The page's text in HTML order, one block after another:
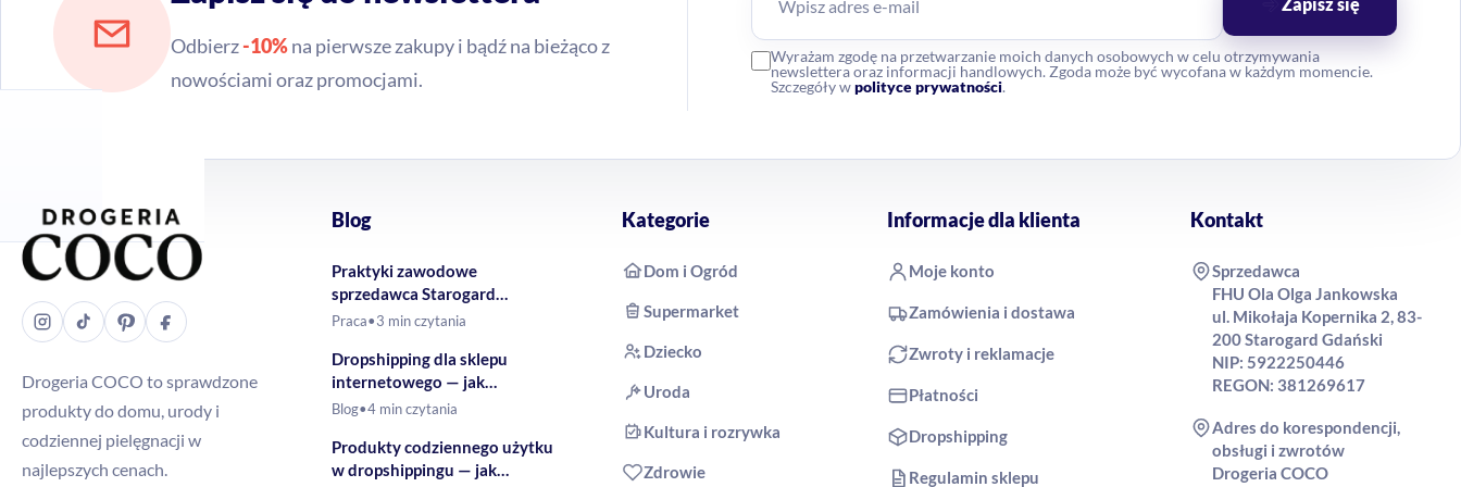
Odbierz-10%na pierwsze zakupy i bądź na bieżąco z
nowościami oraz promocjami.
Wyrażam zgodę na przetwarzanie moich danych osobowych w celu otrzymywania
newslettera oraz informacji handlowych. Zgoda może być wycofana w każdym momencie.
Szczegóły wpolityce prywatności.
Zapisz się
Drogeria COCO to sprawdzone
produkty do domu, urody i
codziennej pielęgnacji w
najlepszych cenach.
Blog
Praktyki zawodowe
sprzedawca Starogard
Gdański – Drogeria COCO
Praca•3 min czytania
Dropshipping dla sklepu
internetowego — jak
rozszerzyć ofertę o produkty
Blog•4 min czytania
Produkty codziennego użytku
w dropshippingu — jak
Kategorie
Dom i Ogród
Supermarket
Dziecko
Uroda
Kultura i rozrywka
Zdrowie
Informacje dla klienta
Moje konto
Zamówienia i dostawa
Zwroty i reklamacje
Płatności
Dropshipping
Regulamin sklepu
Kontakt
Sprzedawca
FHU Ola Olga Jankowska
ul. Mikołaja Kopernika 2, 83-
200 Starogard Gdański
NIP: 5922250446
REGON: 381269617
Adres do korespondencji,
obsługi i zwrotów
Drogeria COCO